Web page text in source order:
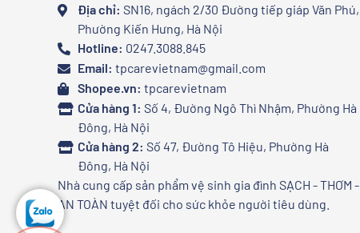
Địa chỉ: SN16, ngách 2/30 Đường tiếp giáp Văn Phú,
Phường Kiến Hưng, Hà Nội
Hotline: 0247.3088.845
Email: tpcarevietnam@gmail.com
Shopee.vn: tpcarevietnam
Cửa hàng 1: Số 4, Đường Ngô Thì Nhậm, Phường Hà
Đông, Hà Nội
Cửa hàng 2: Số 47, Đường Tô Hiệu, Phường Hà
Đông, Hà Nội
Nhà cung cấp sản phẩm vệ sinh gia đình SẠCH - THƠM -
AN TOÀN tuyệt đối cho sức khỏe người tiêu dùng.